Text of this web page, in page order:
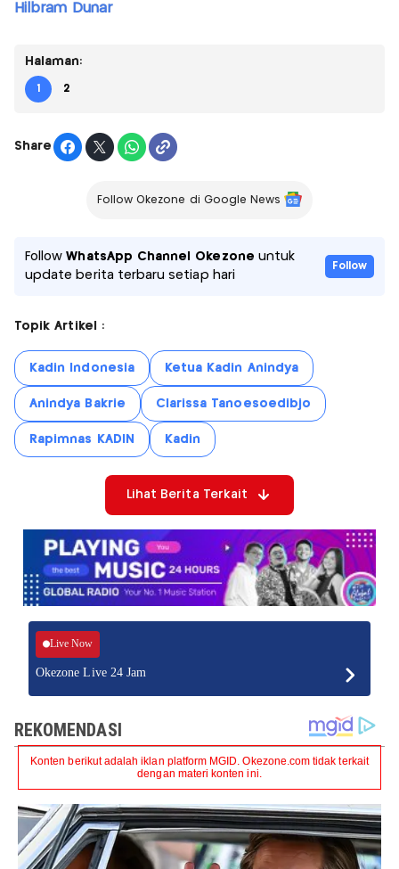
Hilbram Dunar
Halaman:
1 2
Share
Follow Okezone di Google News
FollowWhatsApp Channel Okezone untuk
update berita terbaru setiap hari
Follow
Topik Artikel :
Kadin Indonesia Ketua Kadin Anindya
Anindya Bakrie Clarissa Tanoesoedibjo
Rapimnas KADIN Kadin
Lihat Berita Terkait
Live Now
Okezone Live 24 Jam